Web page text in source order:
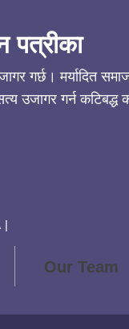
पत्रीका
गर्छ। मर्यादित समाज
गर्न कटिबद्ध
|
Our Team